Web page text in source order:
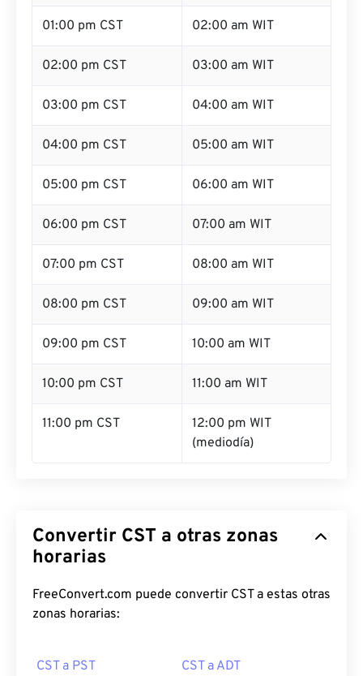
01:00 pm CST 02:00 am WIT
02:00 pm CST 03:00 am WIT
03:00 pm CST 04:00 am WIT
04:00 pm CST 05:00 am WIT
05:00 pm CST 06:00 am WIT
06:00 pm CST 07:00 am WIT
07:00 pm CST 08:00 am WIT
08:00 pm CST 09:00 am WIT
09:00 pm CST 10:00 am WIT
10:00 pm CST 11:00 am WIT
11:00 pm CST
12:00 pm WIT
(mediodía)
Convertir CST a otras zonas
horarias
FreeConvert.com puede convertir CST a estas otras
zonas horarias:
CST a PST CST a ADT